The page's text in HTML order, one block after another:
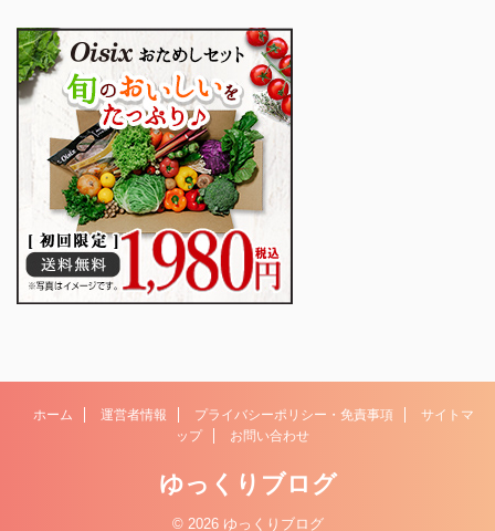
ホーム 運営者情報 プライバシーポリシー・免責事項
サイトマ
ップ
お問い合わせ
ゆっくりブログ
© 2026 ゆっくりブログ